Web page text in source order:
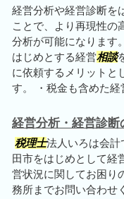
経営分析や経営診断を
ことで、より再現性の
分析が可能になります
はじめとする経営相談
に依頼するメリットと
す。 ・税金も含めた経
経営分析・経営診断
税理士法人いろは会計
田市をはじめとして経
営状況に関してお困り
務所までお問い合わせ